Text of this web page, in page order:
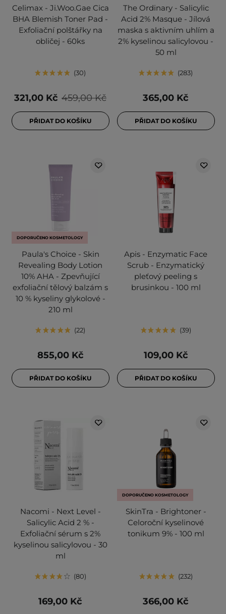
Celimax - Ji.Woo.Gae Cica
BHA Blemish Toner Pad -
Exfoliační polštářky na
obličej - 60ks
30
459,00 Kč
321,00 Kč
PŘIDAT DO KOŠÍKU
The Ordinary - Salicylic
Acid 2% Masque - Jílová
maska s aktivním uhlím a
2% kyselinou salicylovou -
50 ml
283
365,00 Kč
PŘIDAT DO KOŠÍKU
DOPORUČENO KOSMETOLOGY
Paula's Choice - Skin
Revealing Body Lotion
10% AHA - Zpevňující
exfoliační tělový balzám s
10 % kyseliny glykolové -
210 ml
22
855,00 Kč
PŘIDAT DO KOŠÍKU
Apis - Enzymatic Face
Scrub - Enzymatický
pleťový peeling s
brusinkou - 100 ml
39
109,00 Kč
PŘIDAT DO KOŠÍKU
Nacomi - Next Level -
Salicylic Acid 2 % -
Exfoliační sérum s 2%
kyselinou salicylovou - 30
ml
80
169,00 Kč
DOPORUČENO KOSMETOLOGY
SkinTra - Brightoner -
Celoroční kyselinové
tonikum 9% - 100 ml
232
366,00 Kč